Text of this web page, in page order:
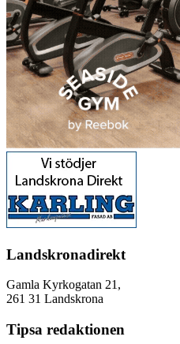
Landskronadirekt
Gamla Kyrkogatan 21,
261 31 Landskrona
Tipsa redaktionen